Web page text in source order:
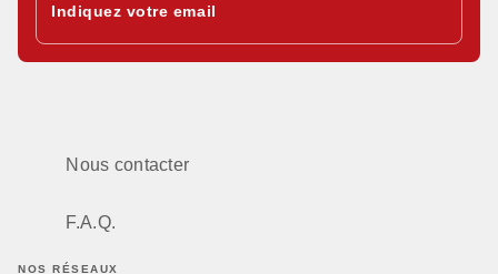
Indiquez votre email
Nous contacter
F.A.Q.
NOS RÉSEAUX